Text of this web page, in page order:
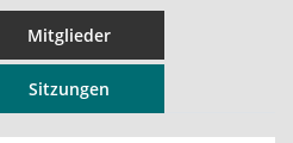
Mitglieder
Sitzungen